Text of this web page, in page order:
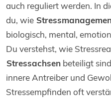
auch reguliert werden. In
du, wie
biologisch, mental,
Du verstehst, wie
Stressachsen beteiligt
innere Antreiber und
Stressempfinden oft